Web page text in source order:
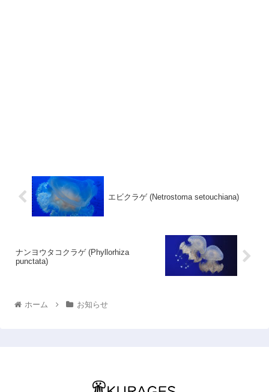
エビクラゲ (Netrostoma setouchiana)
ナンヨウタコクラゲ (Phyllorhiza
punctata)
ホーム お知らせ